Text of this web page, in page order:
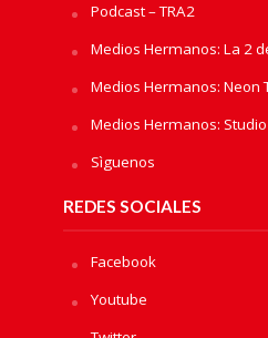
Podcast – TRA2
Medios Hermanos: La 2
Medios Hermanos: Neon
Medios Hermanos: Studio
Sìguenos
REDES SOCIALES
Facebook
Youtube